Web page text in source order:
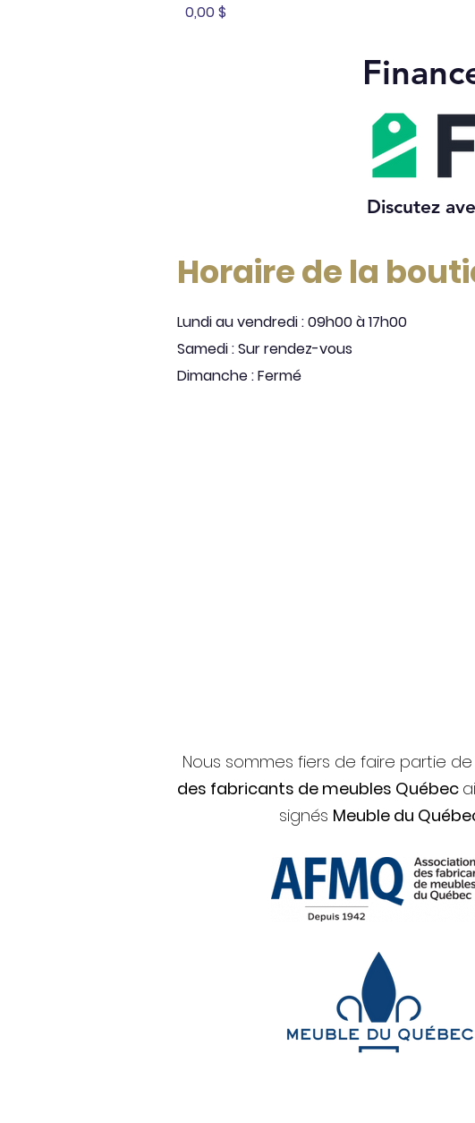
Prix
0,00 $
Discutez
Horaire de la
Lundi au vendredi : 09h00 à 17h00
Samedi : Sur rendez-vous
Dimanche : Fermé
Nous sommes fiers de faire partie de
des fabricants de meubles Québec
signés Meuble du